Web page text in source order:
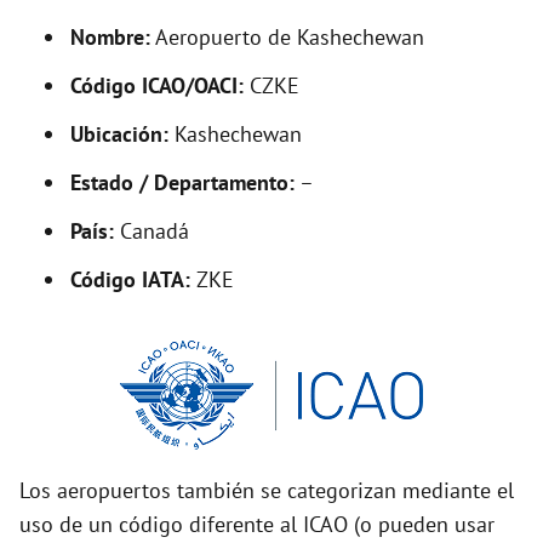
V
i
o
Nombre:Aeropuerto de Kashechewan
Código ICAO/OACI: CZKE
Ubicación: Kashechewan
Estado / Departamento: –
País: Canadá
Código IATA: ZKE
Los aeropuertos también se categorizan mediante el
uso de un código diferente al ICAO (o pueden usar